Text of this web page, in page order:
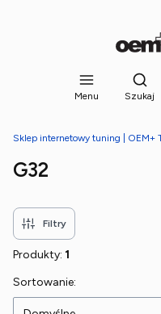
Menu Szukaj
Sklep internetowy tuning | OEM+
G32
Filtry
Produkty: 1
Lista produktów
Sortowanie: